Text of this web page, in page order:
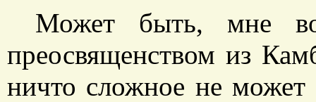
Может быть, мне
преосвященством из
ничто сложное не может